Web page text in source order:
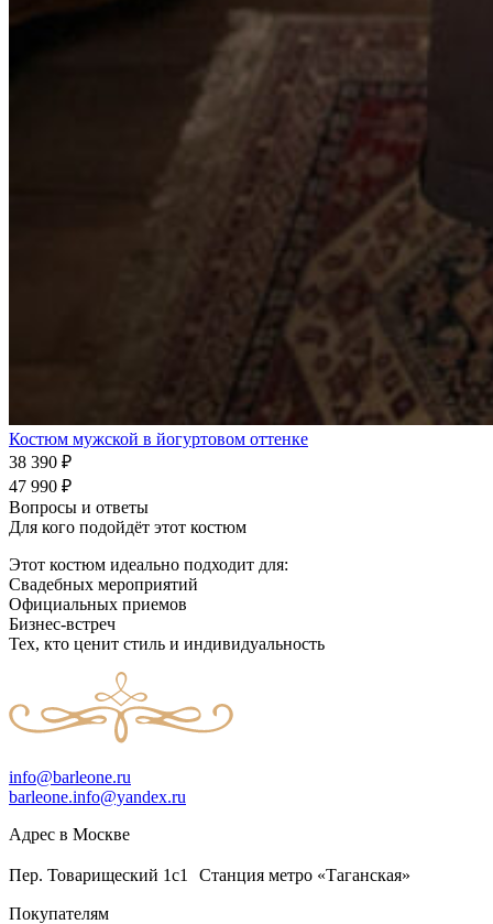
Костюм мужской в йогуртовом оттенке
38 390 ₽
47 990 ₽
Вопросы и ответы
Для кого подойдёт этот костюм
Этот костюм идеально подходит для:
Свадебных мероприятий
Официальных приемов
Бизнес-встреч
Тех, кто ценит стиль и индивидуальность
info@barleone.ru
barleone.info@yandex.ru
Адрес в Москве
Пер. Товарищеский 1с1 Станция метро «Таганская»
Покупателям